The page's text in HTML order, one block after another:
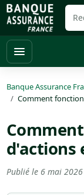
Banque Assurance
Comment
d'actions
Publié le 6 mai 2026